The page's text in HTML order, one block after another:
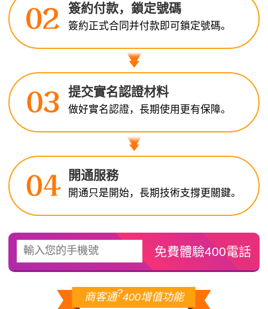
簽約付款，鎖定號碼
簽約正式合同并付款即可鎖定號碼。
提交實名認證材料
做好實名認證，長期使用更有保障。
開通服務
開通只是開始，長期技術支撐更關鍵。
商客通?400增值功能